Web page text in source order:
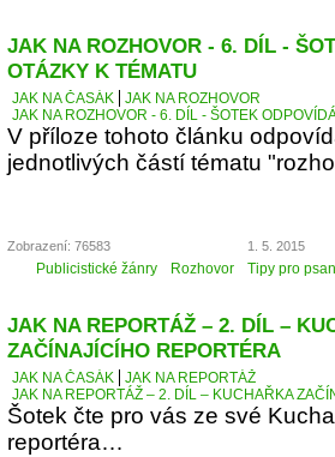
JAK NA ROZHOVOR - 6. DÍL -
OTÁZKY K TÉMATU
JAK NA ČASÁK
JAK NA ROZHOVOR
JAK NA ROZHOVOR - 6. DÍL - ŠOTEK
V příloze tohoto článku
jednotlivých částí tématu
Zobrazení: 76583 1. 5. 2015
Publicistické žánry Rozhovor Tipy pro
JAK NA REPORTÁŽ – 2. DÍL –
ZAČÍNAJÍCÍHO REPORTÉRA
JAK NA ČASÁK
JAK NA REPORTÁŽ
JAK NA REPORTÁŽ – 2. DÍL – KUCHAŘKA
Šotek čte pro vás ze své
reportéra…